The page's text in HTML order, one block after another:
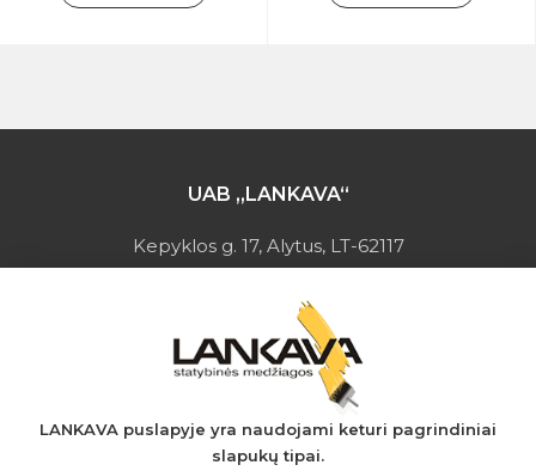
UAB „LANKAVA“
Kepyklos g. 17, Alytus, LT-62117
Įmonės kodas: 149728275
PVM mokėtojo kodas: LT497282716
A.s.: LT037044060001923651
AB SEB bankas
+370 610 42 222
LANKAVA puslapyje yra naudojami keturi pagrindiniai
slapukų tipai.